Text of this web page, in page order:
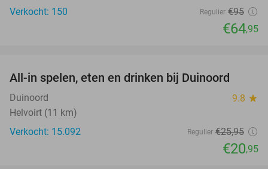
Verkocht: 150
Regulier €95
€64,95
All-in spelen, eten en drinken bij Duinoord
Duinoord 9.8 star
Helvoirt (11 km)
Verkocht: 15.092
Regulier €25,95
€20,95